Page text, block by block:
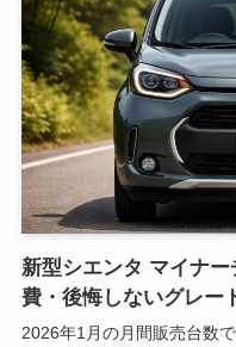
新型シエンタ マイナ
費・後悔しないグレー
2026年1月の月間販売台数